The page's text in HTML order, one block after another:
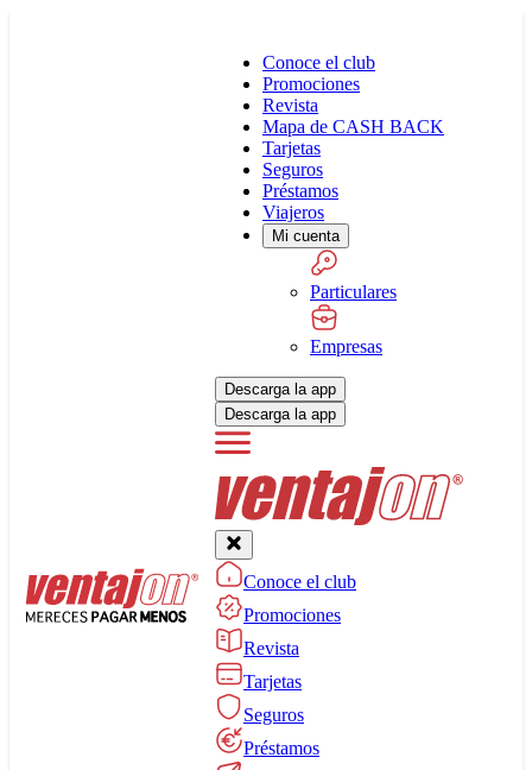
Conoce el club
Promociones
Revista
Mapa de CASH BACK
Tarjetas
Seguros
Préstamos
Viajeros
Mi cuenta
Particulares
Empresas
Descarga la app
Descarga la app
Conoce el club
Promociones
Revista
Tarjetas
Seguros
Préstamos